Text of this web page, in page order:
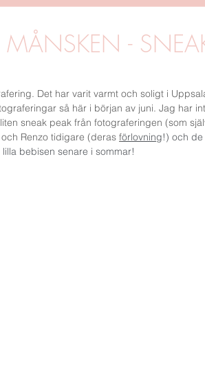
MÅNSKEN -
Det har varit varmt och soligt i
så här i början av juni. Jag har
sneak peak från fotograferingen (som
Renzo tidigare (deras förlovning!) och de
bebisen senare i sommar!